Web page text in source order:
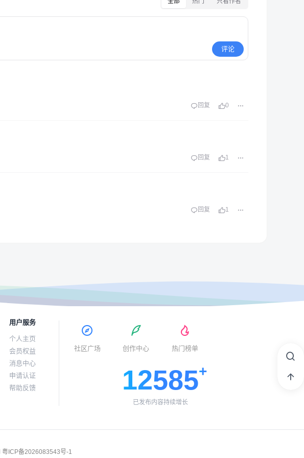
评论
回复 0
回复 1
回复 1
用户服务
个人主页
会员权益
消息中心
申请认证
帮助反馈
社区广场 创作中心 热门榜单
12585
已发布内容持续增长
粤ICP备2026083543号-1